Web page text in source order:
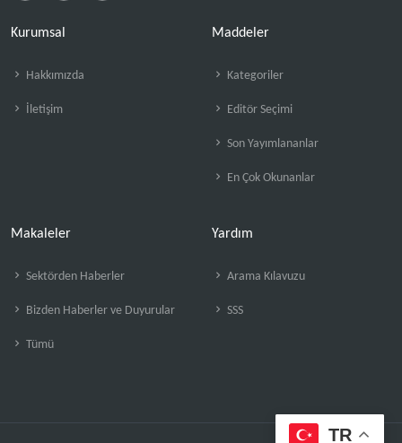
Kurumsal
Hakkımızda
İletişim
Maddeler
Kategoriler
Editör Seçimi
Son Yayımlananlar
En Çok Okunanlar
Makaleler
Sektörden Haberler
Bizden Haberler ve Duyurular
Tümü
Yardım
Arama Kılavuzu
SSS
TR